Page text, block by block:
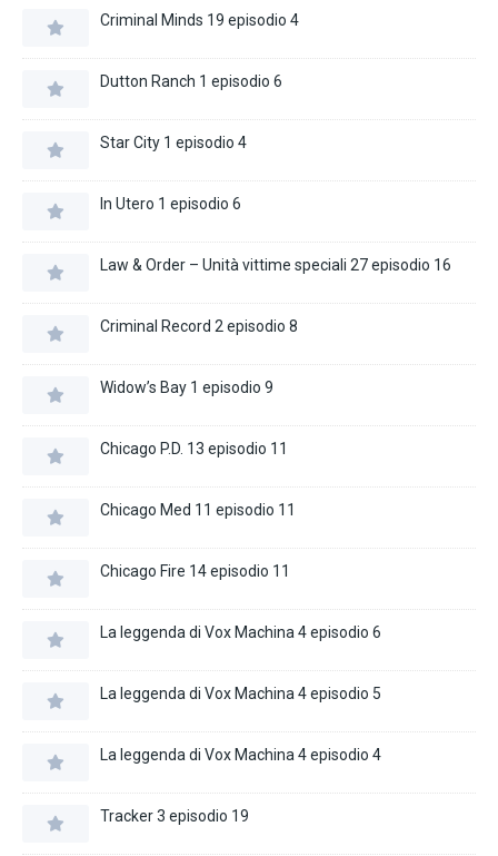
Criminal Minds 19 episodio 4
Dutton Ranch 1 episodio 6
Star City 1 episodio 4
In Utero 1 episodio 6
Law & Order – Unità vittime speciali 27 episodio 16
Criminal Record 2 episodio 8
Widow’s Bay 1 episodio 9
Chicago P.D. 13 episodio 11
Chicago Med 11 episodio 11
Chicago Fire 14 episodio 11
La leggenda di Vox Machina 4 episodio 6
La leggenda di Vox Machina 4 episodio 5
La leggenda di Vox Machina 4 episodio 4
Tracker 3 episodio 19